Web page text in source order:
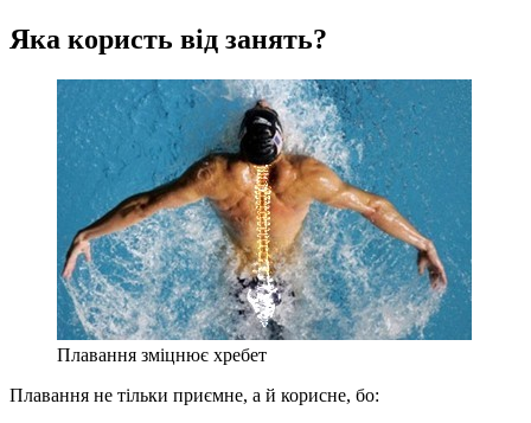
Яка користь від занять?
Плавання зміцнює хребет
Плавання не тільки приємне, а й корисне, бо: